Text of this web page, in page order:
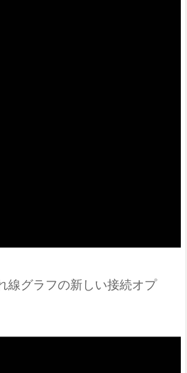
線グラフの新しい接続オプ